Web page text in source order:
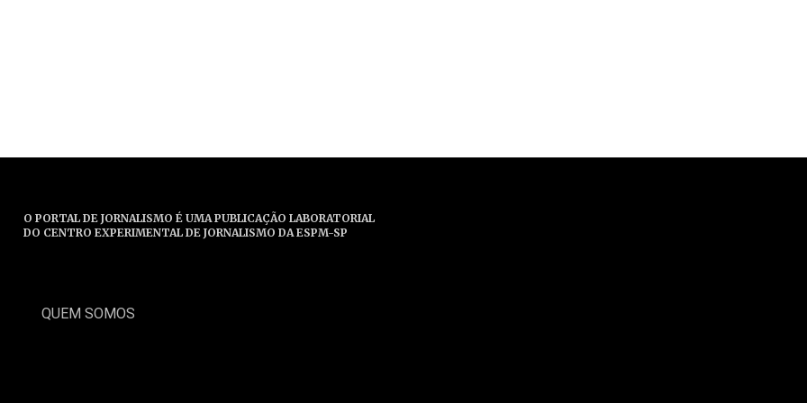
O PORTAL DE JORNALISMO É UMA PUBLICAÇÃO LABORATORIAL
DO CENTRO EXPERIMENTAL DE JORNALISMO DA ESPM-SP
QUEM SOMOS